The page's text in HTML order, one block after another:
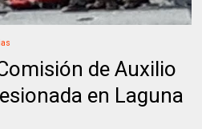
de Auxilio
en Laguna